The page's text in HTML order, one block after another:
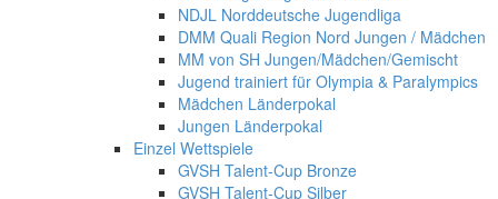
NDJL Norddeutsche Jugendliga
DMM Quali Region Nord Jungen / Mädchen
MM von SH Jungen/Mädchen/Gemischt
Jugend trainiert für Olympia & Paralympics
Mädchen Länderpokal
Jungen Länderpokal
Einzel Wettspiele
GVSH Talent-Cup Bronze
GVSH Talent-Cup Silber